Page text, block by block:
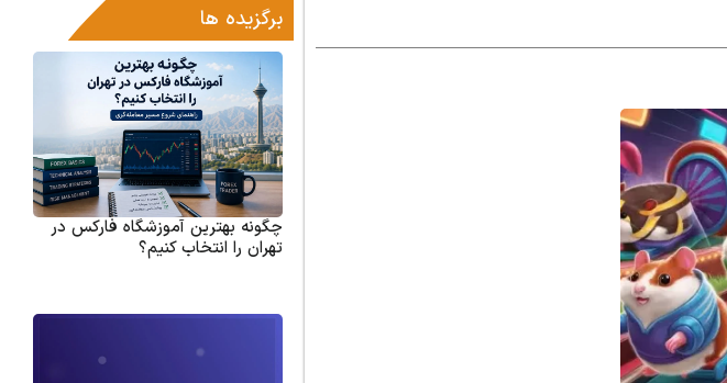
برگزیده ها
چگونه بهترین آموزشگاه فارکس در
تهران را انتخاب کنیم؟